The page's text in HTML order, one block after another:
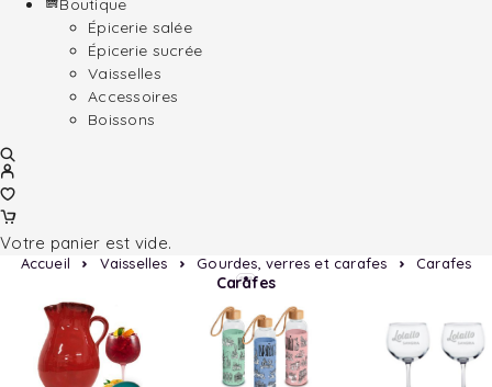
Boutique
Épicerie salée
Épicerie sucrée
Vaisselles
Accessoires
Boissons
Votre panier est vide.
Accueil Vaisselles Gourdes, verres et carafes Carafes
Carafes